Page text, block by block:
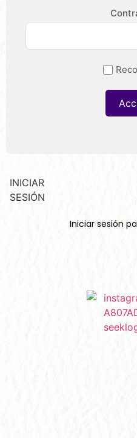
INICIAR
SESIÓN
Iniciar sesión